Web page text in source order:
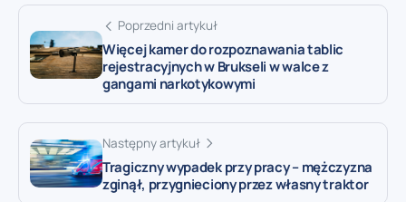
Poprzedni artykuł
Więcej kamer do rozpoznawania tablic
rejestracyjnych w Brukseli w walce z
gangami narkotykowymi
Następny artykuł
Tragiczny wypadek przy pracy – mężczyzna
zginął, przygnieciony przez własny traktor